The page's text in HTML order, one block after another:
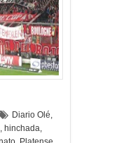
Diario Olé,
, hinchada,